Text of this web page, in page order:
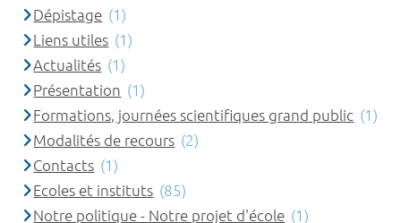
Dépistage (1)
Liens utiles (1)
Actualités (1)
Présentation (1)
Formations, journées scientifiques grand public (1)
Modalités de recours (2)
Contacts (1)
Ecoles et instituts (85)
Notre politique - Notre projet d'école (1)